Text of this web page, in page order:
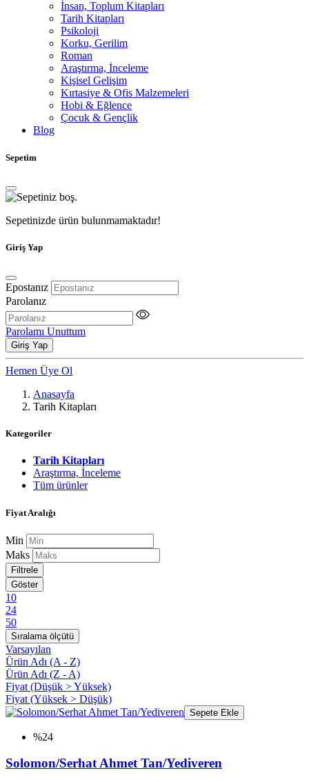
İnsan, Toplum Kitapları
Tarih Kitapları
Psikoloji
Korku, Gerilim
Roman
Araştırma, İnceleme
Kişisel Gelişim
Kırtasiye & Ofis Malzemeleri
Hobi & Eğlence
Çocuk & Gençlik
Blog
Sepetim
Sepetinizde ürün bulunmamaktadır!
Giriş Yap
Epostanız
Parolanız
Parolamı Unuttum
Giriş Yap
Hemen Üye Ol
Anasayfa
Tarih Kitapları
Kategoriler
Tarih Kitapları
Araştırma, İnceleme
Tüm ürünler
Fiyat Aralığı
Min
Maks
Filtrele
Göster
10
24
50
Sıralama ölçütü
Varsayılan
Ürün Adı (A - Z)
Ürün Adı (Z - A)
Fiyat (Düşük > Yüksek)
Fiyat (Yüksek > Düşük)
Sepete Ekle
%24
Solomon/Serhat Ahmet Tan/Yediveren